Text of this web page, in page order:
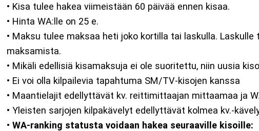
• Kisa tulee hakea viimeistään 60 päivää ennen kisaa.
• Hinta WA:lle on 25 e.
• Maksu tulee maksaa heti joko kortilla tai laskulla.
maksamista.
• Mikäli edellisiä kisamaksuja ei ole suoritettu, niin uusia
• Ei voi olla kilpailevia tapahtuma SM/TV-kisojen kanssa
• Maantielajit edellyttävät kv. reittimittaajan mittaamaa ja
• Yleisten sarjojen kilpakävelyt edellyttävät kolmea kv.-
•WA-ranking statusta voidaan hakea seuraaville kisoille: